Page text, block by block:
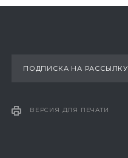
ПОДПИСКА НА РАССЫЛКУ
ВЕРСИЯ ДЛЯ ПЕЧАТИ